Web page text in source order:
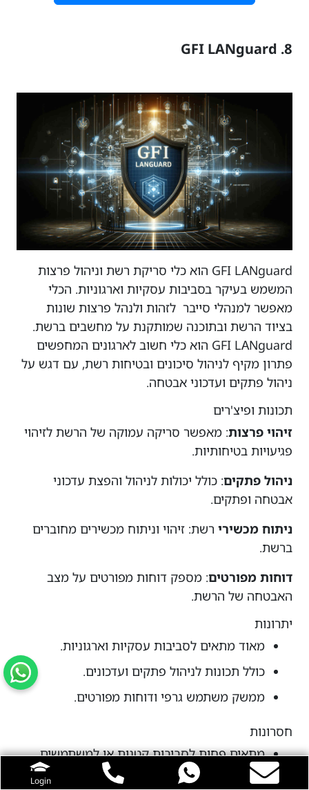
Login
8. GFI LANguard
GFI LANguard הוא כלי סריקת רשת וניהול פרצות
המשמש בעיקר בסביבות עסקיות וארגוניות. הכלי
מאפשר למנהלי סייבר לזהות ולנהל פרצות שונות
בציוד הרשת ובתוכנה שמותקנת על מחשבים ברשת.
GFI LANguard הוא כלי חשוב לארגונים המחפשים
פתרון מקיף לניהול סיכונים ובטיחות רשת, עם דגש על
ניהול פתקים ועדכוני אבטחה.
תכונות ופיצ'רים
זיהוי פרצות: מאפשר סריקה עמוקה של הרשת לזיהוי
פגיעויות בטיחותיות.
ניהול פתקים: כולל יכולות לניהול והפצת עדכוני
אבטחה ופתקים.
ניתוח מכשירי רשת: זיהוי וניתוח מכשירים מחוברים
ברשת.
דוחות מפורטים: מספק דוחות מפורטים על מצב
האבטחה של הרשת.
יתרונות
מאוד מתאים לסביבות עסקיות וארגוניות.
כולל תכונות לניהול פתקים ועדכונים.
ממשק משתמש גרפי ודוחות מפורטים.
חסרונות
מתאים פחות לסביבות קטנות או למשתמשים
פרטיים.